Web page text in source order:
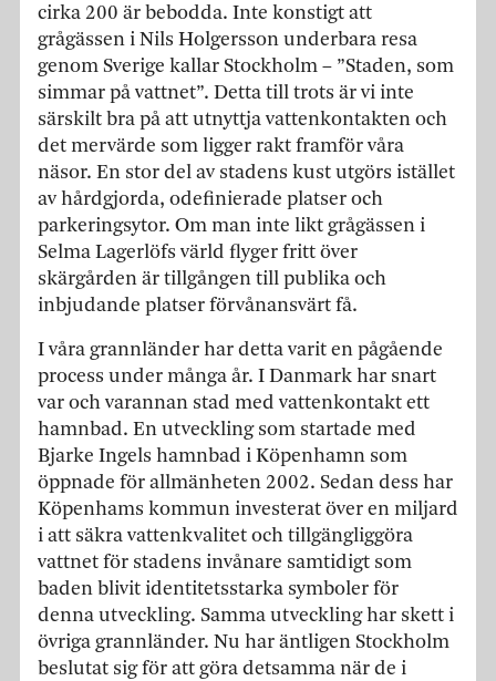
cirka 200 är bebodda. Inte konstigt att
grågässen i Nils Holgersson underbara resa
genom Sverige kallar Stockholm – ”Staden, som
simmar på vattnet”. Detta till trots är vi inte
särskilt bra på att utnyttja vattenkontakten och
det mervärde som ligger rakt framför våra
näsor. En stor del av stadens kust utgörs istället
av hårdgjorda, odefinierade platser och
parkeringsytor. Om man inte likt grågässen i
Selma Lagerlöfs värld flyger fritt över
skärgården är tillgången till publika och
inbjudande platser förvånansvärt få.
I våra grannländer har detta varit en pågående
process under många år. I Danmark har snart
var och varannan stad med vattenkontakt ett
hamnbad. En utveckling som startade med
Bjarke Ingels hamnbad i Köpenhamn som
öppnade för allmänheten 2002. Sedan dess har
Köpenhams kommun investerat över en miljard
i att säkra vattenkvalitet och tillgängliggöra
vattnet för stadens invånare samtidigt som
baden blivit identitetsstarka symboler för
denna utveckling. Samma utveckling har skett i
övriga grannländer. Nu har äntligen Stockholm
beslutat sig för att göra detsamma när de i